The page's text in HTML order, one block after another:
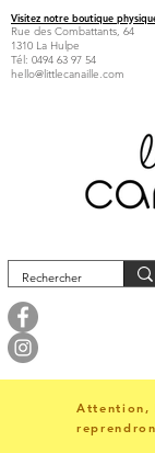
Visitez notre boutique
Rue des Combattants, 64
1310 La Hulpe
Tél: 0494 63 97 54
hello@littlecanaille.com
Attention,